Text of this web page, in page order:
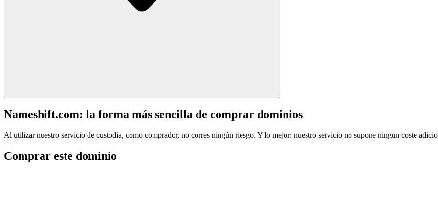
Nameshift.com: la forma más sencilla de comprar dominios
Al utilizar nuestro servicio de custodia, como comprador, no corres ningún riesgo. Y lo mejor: nuestro servicio no supone ningún coste
Comprar este dominio